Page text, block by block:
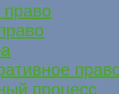
право
процесс